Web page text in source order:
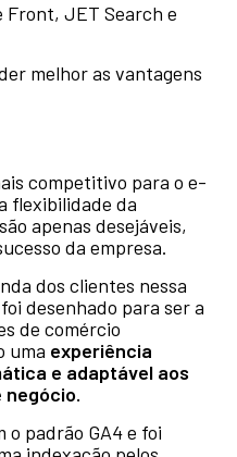
Front, JET Search e
melhor as vantagens
competitivo para o e-
flexibilidade da
apenas desejáveis,
da empresa.
dos clientes nessa
foi desenhado para ser a
de comércio
uma experiência
e adaptável aos
negócio.
o padrão GA4 e foi